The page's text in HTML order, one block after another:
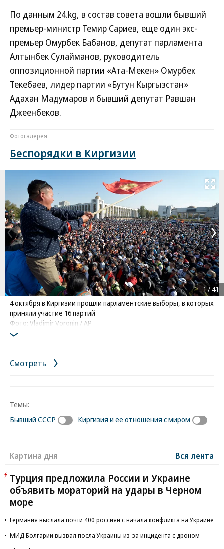
По данным 24.kg, в состав совета вошли бывший
премьер-министр Темир Сариев, еще один экс-
премьер Омурбек Бабанов, депутат парламента
Алтынбек Сулайманов, руководитель
оппозиционной партии «Ата-Мекен» Омурбек
Текебаев, лидер партии «Бутун Кыргызстан»
Адахан Мадумаров и бывший депутат Равшан
Джеенбеков.
Фотогалерея
Беспорядки в Киргизии
Развернуть
4 октября в Киргизии прошли парламентские выборы, в которых
приняли участие 16 партий
Фото: Vladimir Voronin / AP
1/ 41
Смотреть
Темы:
Бывший СССР
Киргизия и ее отношения с миром
Картина дня Вся лента
Турция предложила России и Украине
объявить мораторий на удары в Черном
море
Германия выслала почти 400 россиян с начала конфликта на Украине
МИД Болгарии вызвал посла Украины из-за инцидента с дроном